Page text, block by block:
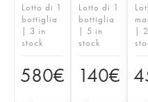
Lotto di 1
bottiglia
| 3 in
stock
580€
Lotto di 1
bottiglia
| 5 in
stock
140€
|